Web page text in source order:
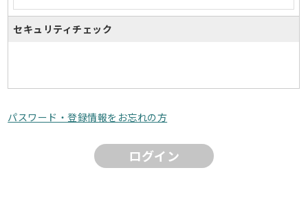
セキュリティチェック
パスワード・登録情報をお忘れの方
ログイン